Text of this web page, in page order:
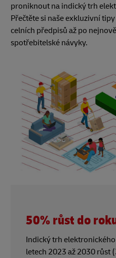
proniknout na indický trh
Přečtěte si naše exkluzivní
celních předpisů až po
spotřebitelské návyky.
50% růst do
Indický trh
letech 2023 až 2030 růst